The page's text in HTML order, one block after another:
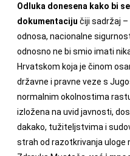
Odluka donesena kako bi
dokumentaciju čiji sadržaj –
odnosa, nacionalne
odnosno ne bi smio imati
Hrvatskom koja je činom
državne i pravne veze s
normalnim okolnostima
izložena na uvid javnosti,
dakako, tužiteljstvima i
strah od razotkrivanja uloge